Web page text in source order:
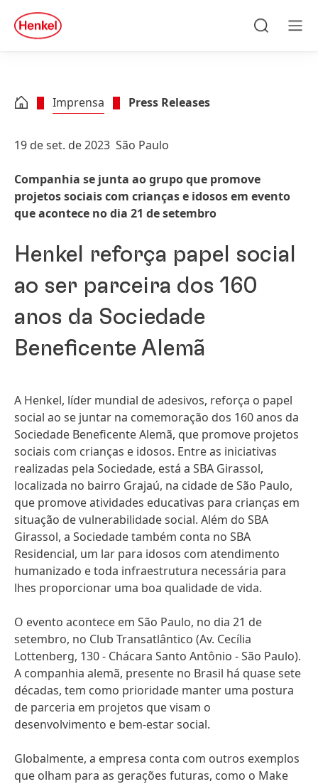
Skip to footer
quick
search
Imprensa Press Releases
19 de set. de 2023 São Paulo
Companhia se junta ao grupo que promove
projetos sociais com crianças e idosos em evento
que acontece no dia 21 de setembro
Henkel reforça papel social
ao ser parceira dos 160
anos da Sociedade
Beneficente Alemã
A Henkel, líder mundial de adesivos, reforça o papel
social ao se juntar na comemoração dos 160 anos da
Sociedade Beneficente Alemã, que promove projetos
sociais com crianças e idosos. Entre as iniciativas
realizadas pela Sociedade, está a SBA Girassol,
localizada no bairro Grajaú, na cidade de São Paulo,
que promove atividades educativas para crianças em
situação de vulnerabilidade social. Além do SBA
Girassol, a Sociedade também conta no SBA
Residencial, um lar para idosos com atendimento
humanizado e toda infraestrutura necessária para
lhes proporcionar uma boa qualidade de vida.
O evento acontece em São Paulo, no dia 21 de
setembro, no Club Transatlântico (Av. Cecília
Lottenberg, 130 - Chácara Santo Antônio - São Paulo).
A companhia alemã, presente no Brasil há quase sete
décadas, tem como prioridade manter uma postura
de parceria em projetos que visam o
desenvolvimento e bem-estar social.
Globalmente, a empresa conta com outros exemplos
que olham para as gerações futuras, como o Make